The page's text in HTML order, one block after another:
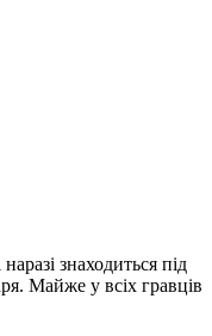
знаходиться під
Майже у всіх гравців